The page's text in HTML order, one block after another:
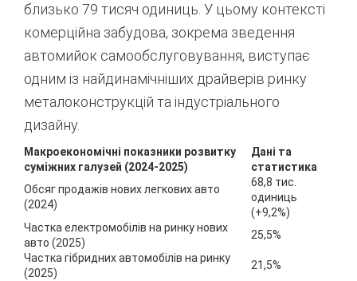
близько 79 тисяч одиниць. У цьому контексті
комерційна забудова, зокрема зведення
автомийок самообслуговування, виступає
одним із найдинамічніших драйверів ринку
металоконструкцій та індустріального
дизайну.
Макроекономічні показники розвитку
суміжних галузей (2024-2025)
Дані та
статистика
Обсяг продажів нових легкових авто
(2024)
68,8 тис.
одиниць
(+9,2%)
Частка електромобілів на ринку нових
авто (2025)
25,5%
Частка гібридних автомобілів на ринку
(2025)
21,5%